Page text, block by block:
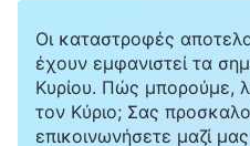
άλλους, θα πάσχιζα να
όλοι τη μεταμόρφωσή
πια ότι τον περιόριζα
φύση. Κατόπιν,
Οι καταστροφές
έχουν εμφανιστεί τα
Κυρίου. Πώς μπορούμε,
τον Κύριο; Σας
επικοινωνήσετε μαζί